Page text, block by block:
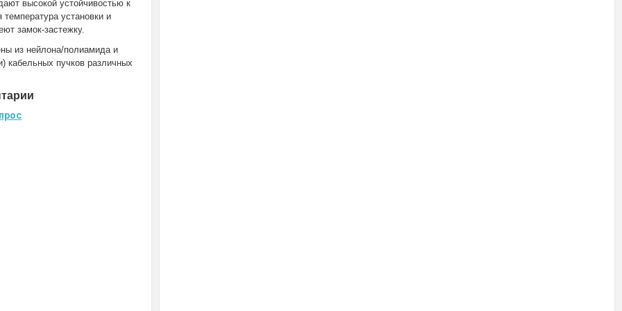
высокой устойчивостью к
установки и
замок-застежку.
из нейлона/полиамида и
кабельных пучков различных